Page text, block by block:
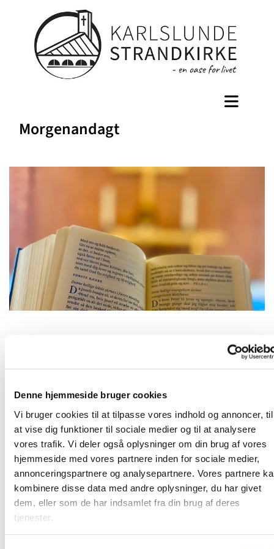
Denne hjemmeside bruger cookies
Vi bruger cookies til at tilpasse vores indhold og annoncer, til
at vise dig funktioner til sociale medier og til at analysere
vores trafik. Vi deler også oplysninger om din brug af vores
hjemmeside med vores partnere inden for sociale medier,
annonceringspartnere og analysepartnere. Vores partnere
kombinere disse data med andre oplysninger, du har givet
dem, eller som de har indsamlet fra din brug af deres
tjenester.
Morgenandagt
Fredag 29. januar 2027, kl. 09:00
2690 Karlslunde
Frivillige og ansatte mødes til morgenandagt. Her taler vi
om det, som vi gerne vil have bedt en bøn for, og vi synger
et par sange. Bagefter er der kaffe. Vi sidder i "bunden" af
kirkerummet (sideskibet) - så kom ind og vær med!